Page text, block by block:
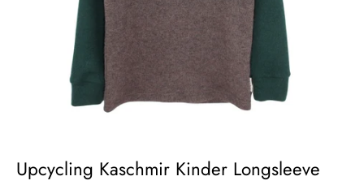
Upcycling Kaschmir Kinder Longsleeve